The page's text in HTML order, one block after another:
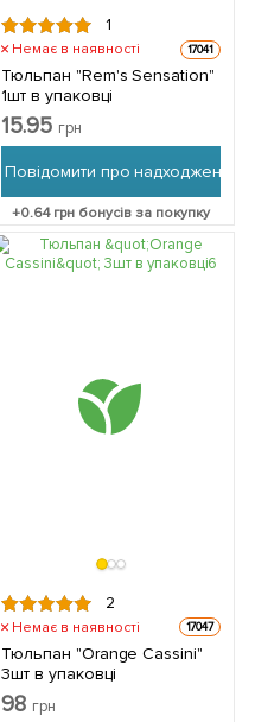
1
Немає в наявності 17041
Тюльпан "Rem's Sensation"
1шт в упаковці
15.95 грн
Повідомити про надходження
+0.64грн бонусів за покупку
2
Немає в наявності 17047
Тюльпан "Orange Cassini"
3шт в упаковці
98 грн